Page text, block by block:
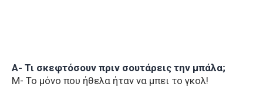
Α- Τι σκεφτόσουν πριν σουτάρεις την μπάλα;
Μ- Το μόνο που ήθελα ήταν να μπει το γκολ!